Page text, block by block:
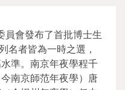
員會發布了首批博士生
名者皆為一時之選，
準。南京年夜學程千
南京師范年夜學）唐